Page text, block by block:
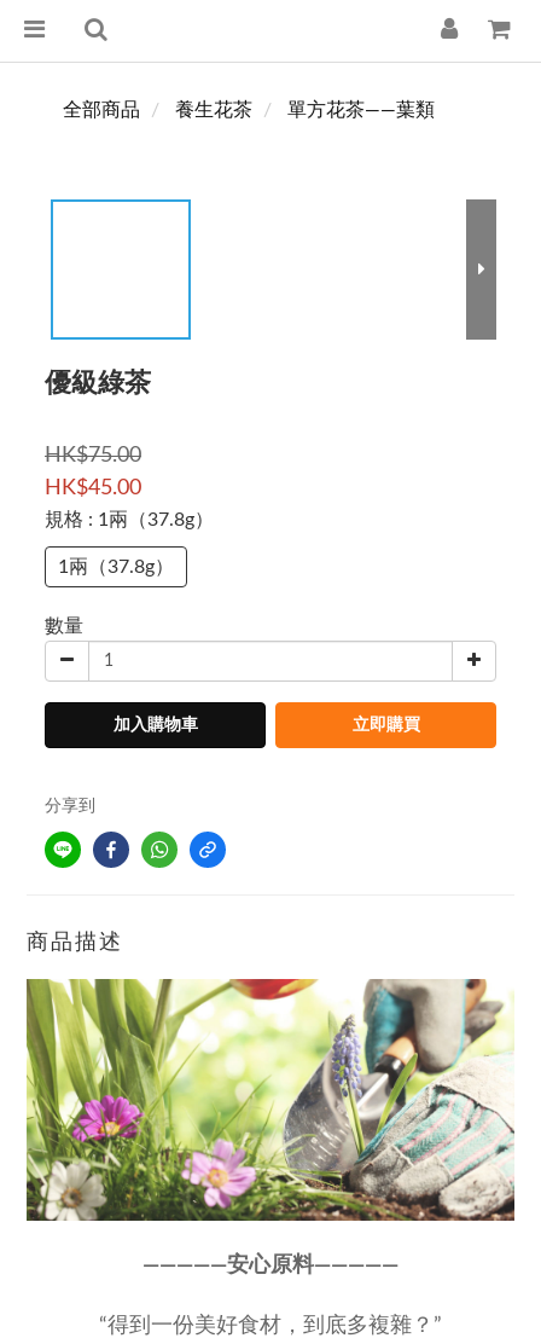
全部商品 養生花茶 單方花茶——葉類
優級綠茶
HK$75.00
HK$45.00
規格 : 1兩（37.8g）
1兩（37.8g）
數量
加入購物車 立即購買
分享到
商品描述
—————安心原料—————
“得到一份美好食材，到底多複雜？”